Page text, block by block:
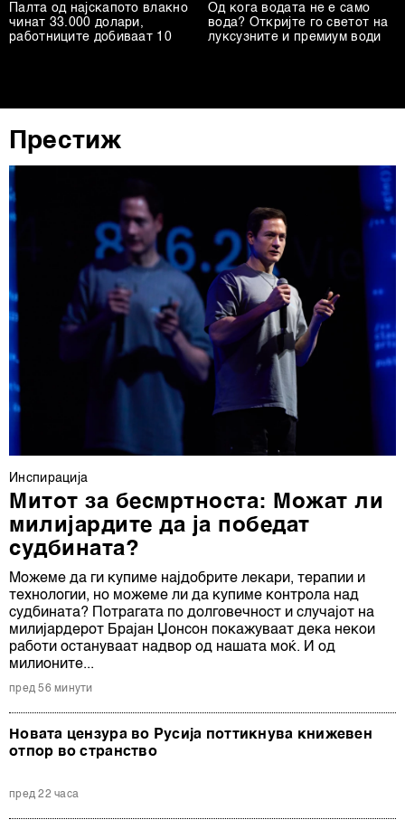
Палта од најскапото влакно
чинат 33.000 долари,
работниците добиваат 10
Од кога водата не е само
вода? Откријте го светот на
луксузните и премиум води
Престиж
Инспирација
Митот за бесмртноста: Можат ли
милијардите да ја победат
судбината?
Можеме да ги купиме најдобрите лекари, терапии и
технологии, но можеме ли да купиме контрола над
судбината? Потрагата по долговечност и случајот на
милијардерот Брајан Џонсон покажуваат дека некои
работи остануваат надвор од нашата моќ. И од
милионите...
пред 56 минути
Новата цензура во Русија поттикнува книжевен
отпор во странство
пред 22 часа